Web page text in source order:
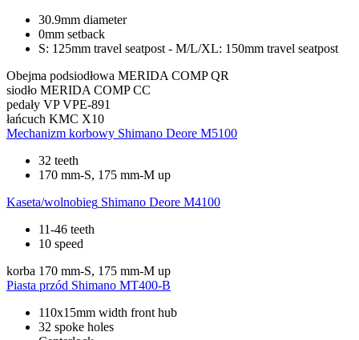
30.9mm diameter
0mm setback
S: 125mm travel seatpost - M/L/XL: 150mm travel seatpost
Obejma podsiodłowa MERIDA COMP QR
siodło MERIDA COMP CC
pedały VP VPE-891
łańcuch KMC X10
Mechanizm korbowy Shimano Deore M5100
32 teeth
170 mm-S, 175 mm-M up
Kaseta/wolnobieg Shimano Deore M4100
11-46 teeth
10 speed
korba 170 mm-S, 175 mm-M up
Piasta przód Shimano MT400-B
110x15mm width front hub
32 spoke holes